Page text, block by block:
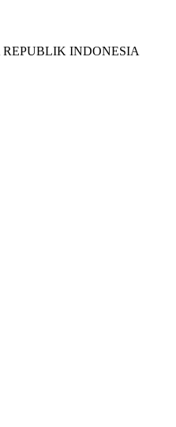
INDONESIA